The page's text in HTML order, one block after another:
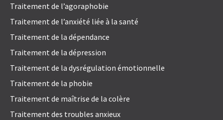
Traitement de l’agoraphobie
Traitement de l’anxiété liée à la santé
Traitement de la dépendance
Traitement de la dépression
Traitement de la dysrégulation émotionnelle
Traitement de la phobie
Traitement de maîtrise de la colère
Traitement des troubles anxieux